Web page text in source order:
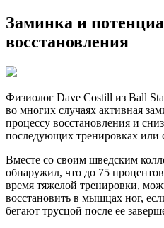
Заминка и
восстановления
Физиолог Dave Costill из Ball
во многих случаях активная
процессу восстановления и
последующих тренировках или
Вместе со своим шведским
обнаружил, что до 75
время тяжелой тренировки,
восстановить в мышцах ног,
бегают трусцой после ее